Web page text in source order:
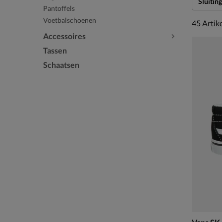
Pantoffels
Voetbalschoenen
Accessoires
Tassen
Schaatsen
45
45